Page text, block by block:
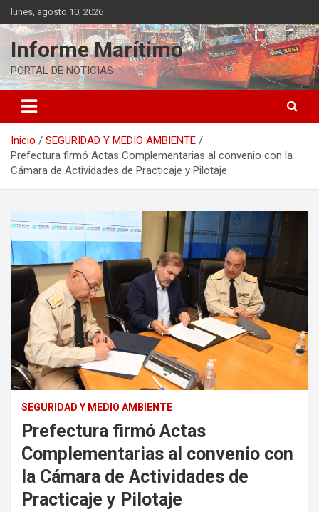
Saltar
al
contenido
lunes, agosto 10, 2026
Informe Marítimo
PORTAL DE NOTICIAS
Inicio
SEGURIDAD Y MEDIO AMBIENTE
Prefectura firmó Actas Complementarias al convenio con la
Cámara de Actividades de Practicaje y Pilotaje
SEGURIDAD Y MEDIO AMBIENTE
Prefectura firmó Actas
Complementarias al convenio con
la Cámara de Actividades de
Practicaje y Pilotaje